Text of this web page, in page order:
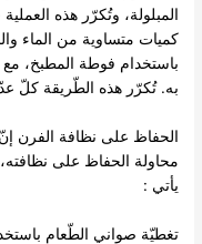
المبلولة، وتُكرّر هذه
كميات متساوية من الماء
باستخدام فوطة المطبخ،
به. تُكرّر هذه الطّريقة كلّ
الحفاظ على نظافة الفرن
محاولة الحفاظ على
يأتي :
تغطيّة صواني الطّعام